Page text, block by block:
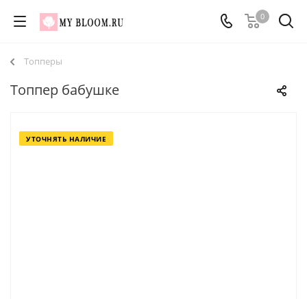
0
Топперы
Топпер бабушке
УТОЧНЯТЬ НАЛИЧИЕ